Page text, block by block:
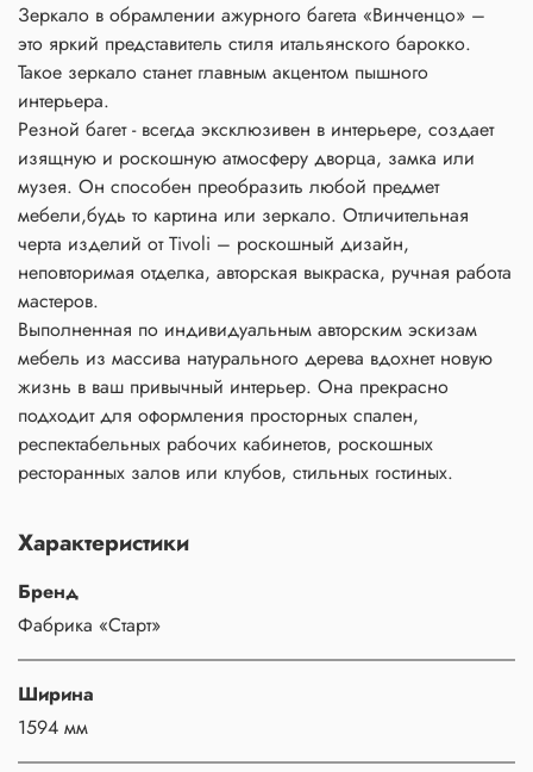
Зеркало в обрамлении ажурного багета «Винченцо» –
это яркий представитель стиля итальянского барокко.
Такое зеркало станет главным акцентом пышного
интерьера.
Резной багет - всегда эксклюзивен в интерьере, создает
изящную и роскошную атмосферу дворца, замка или
музея. Он способен преобразить любой предмет
мебели,будь то картина или зеркало. Отличительная
черта изделий от Tivoli – роскошный дизайн,
неповторимая отделка, авторская выкраска, ручная работа
мастеров.
Выполненная по индивидуальным авторским эскизам
мебель из массива натурального дерева вдохнет новую
жизнь в ваш привычный интерьер. Она прекрасно
подходит для оформления просторных спален,
респектабельных рабочих кабинетов, роскошных
ресторанных залов или клубов, стильных гостиных.
Характеристики
Бренд
Фабрика «Старт»
Ширина
1594 мм